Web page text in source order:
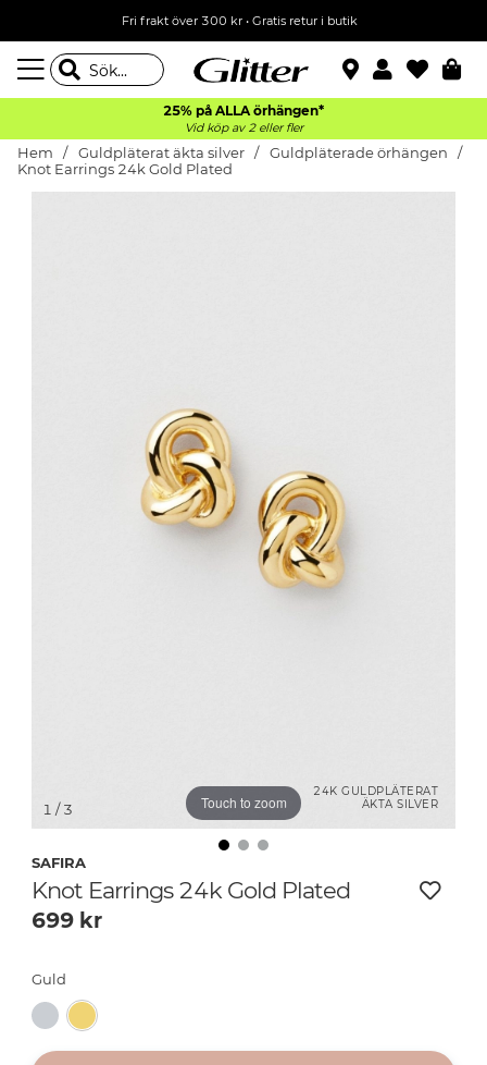
Fri frakt över 300 kr• Gratis retur i butik
25% på ALLA örhängen*
Vid köp av 2 eller fler
Hem Guldpläterat äkta silver
Guldpläterade örhängen
Knot Earrings 24k Gold Plated
24K GULDPLÄTERAT
ÄKTA SILVER
Touch to zoom
1 / 3
SAFIRA
Knot Earrings 24k Gold Plated
699 kr
Guld